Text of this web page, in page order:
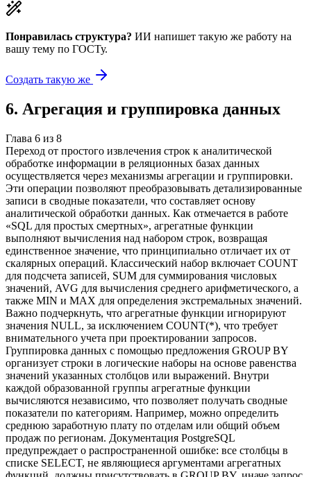
Понравилась структура? ИИ напишет такую же работу на
вашу тему по ГОСТу.
Создать такую же
6. Агрегация и группировка данных
Глава 6 из 8
Переход от простого извлечения строк к аналитической
обработке информации в реляционных базах данных
осуществляется через механизмы агрегации и группировки.
Эти операции позволяют преобразовывать детализированные
записи в сводные показатели, что составляет основу
аналитической обработки данных. Как отмечается в работе
«SQL для простых смертных», агрегатные функции
выполняют вычисления над набором строк, возвращая
единственное значение, что принципиально отличает их от
скалярных операций. Классический набор включает COUNT
для подсчета записей, SUM для суммирования числовых
значений, AVG для вычисления среднего арифметического, а
также MIN и MAX для определения экстремальных значений.
Важно подчеркнуть, что агрегатные функции игнорируют
значения NULL, за исключением COUNT(*), что требует
внимательного учета при проектировании запросов.
Группировка данных с помощью предложения GROUP BY
организует строки в логические наборы на основе равенства
значений указанных столбцов или выражений. Внутри
каждой образованной группы агрегатные функции
вычисляются независимо, что позволяет получать сводные
показатели по категориям. Например, можно определить
среднюю заработную плату по отделам или общий объем
продаж по регионам. Документация PostgreSQL
предупреждает о распространенной ошибке: все столбцы в
списке SELECT, не являющиеся аргументами агрегатных